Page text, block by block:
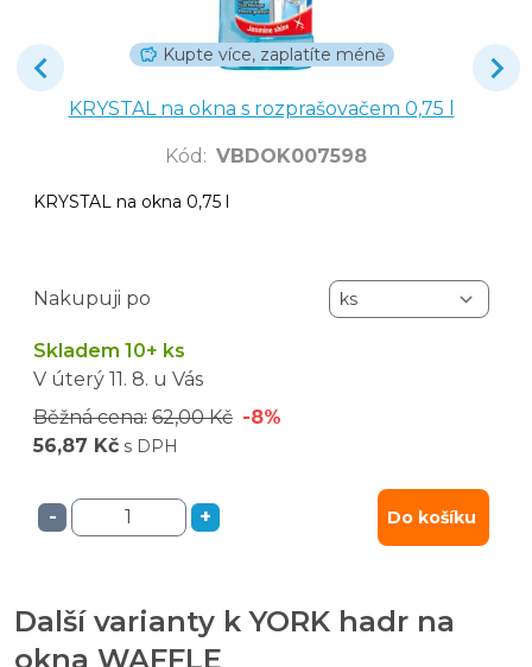
Kupte více, zaplatíte méně
KRYSTAL na okna s rozprašovačem 0,75 l
Kód : VBDOK007598
KRYSTAL na okna 0,75 l
Nakupuji po
Skladem 10+ ks
V úterý 11. 8. u Vás
Běžná cena: 62,00 Kč -8%
56,87 Kč s DPH
- + Do košíku
Další varianty k YORK hadr na
okna WAFFLE